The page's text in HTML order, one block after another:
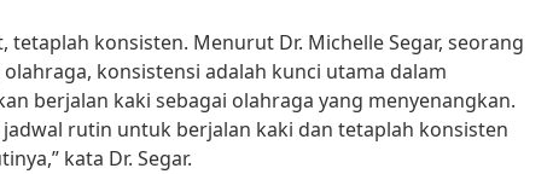
tetaplah konsisten. Menurut Dr. Michelle Segar, seorang
konsistensi adalah kunci utama dalam
berjalan kaki sebagai olahraga yang menyenangkan.
jadwal rutin untuk berjalan kaki dan tetaplah konsisten
kata Dr. Segar.